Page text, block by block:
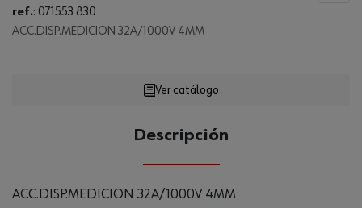
ref.: 071553 830
ACC.DISP.MEDICION 32A/1000V 4MM
Loading...
Ver catálogo
Descripción
ACC.DISP.MEDICION 32A/1000V 4MM